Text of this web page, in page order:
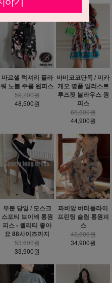
마르셀 럭셔리 플라
워 노블 주름 원피스
59,200원
48,500원
바비코코단독 / 미카
게오 명품 일러스트
루즈핏 블라우스 원
피스
65,600원
44,900원
부분 당일 / 모스크
스포티 브이넥 롱원
피스 - 퀄리티 좋아
요 88사이즈까지
53,600원
33,900원
파비앙 버터플라이
프린팅 슬림 롱원피
스
45,600원
34,900원